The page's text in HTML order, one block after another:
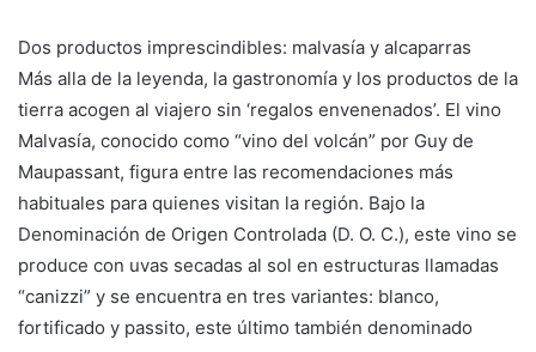
Dos productos imprescindibles: malvasía y alcaparras
Más alla de la leyenda, la gastronomía y los productos de la
tierra acogen al viajero sin ‘regalos envenenados’. El vino
Malvasía, conocido como “vino del volcán” por Guy de
Maupassant, figura entre las recomendaciones más
habituales para quienes visitan la región. Bajo la
Denominación de Origen Controlada (D. O. C.), este vino se
produce con uvas secadas al sol en estructuras llamadas
“canizzi” y se encuentra en tres variantes: blanco,
fortificado y passito, este último también denominado